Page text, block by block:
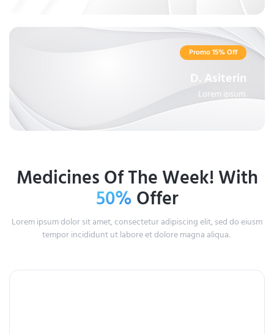
Promo 15% Off
D. Asiterin
Lorem ipsum.
Medicines Of The Week! With
50%Offer
Lorem ipsum dolor sit amet, consectetur adipiscing elit, sed do eiusm
tempor incididunt ut labore et dolore magna aliqua.